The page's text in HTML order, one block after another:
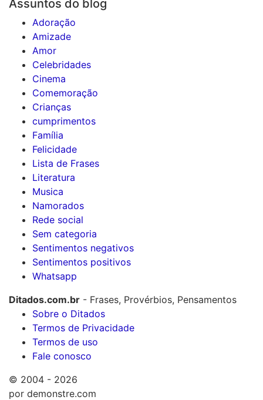
Assuntos do blog
Adoração
Amizade
Amor
Celebridades
Cinema
Comemoração
Crianças
cumprimentos
Família
Felicidade
Lista de Frases
Literatura
Musica
Namorados
Rede social
Sem categoria
Sentimentos negativos
Sentimentos positivos
Whatsapp
Ditados.com.br - Frases, Provérbios, Pensamentos
Sobre o Ditados
Termos de Privacidade
Termos de uso
Fale conosco
© 2004 - 2026
por demonstre.com